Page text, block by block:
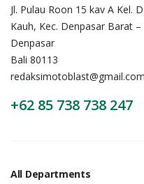
Jl. Pulau Roon 15 kav A Kel.
Kauh, Kec. Denpasar Barat
Denpasar
Bali 80113
redaksimotoblast@gmail.com
+62 85 738 738 247
All Departments